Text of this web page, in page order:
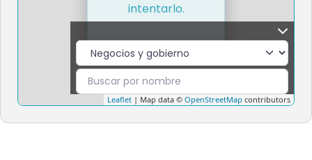
Leaflet | Map data © OpenStreetMap contributors
intentarlo.